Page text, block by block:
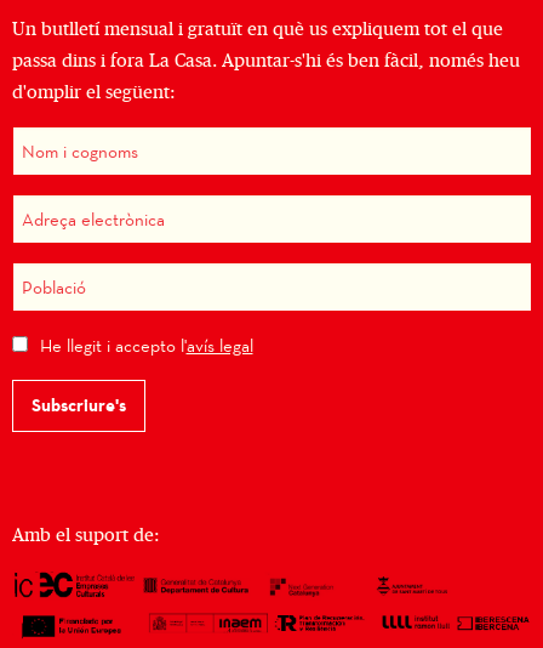
Un butlletí mensual i gratuït en què us expliquem tot el que
passa dins i fora La Casa. Apuntar-s'hi és ben fàcil, només heu
d'omplir el següent:
He llegit i accepto l'avís legal
Subscriure's
Amb el suport de: